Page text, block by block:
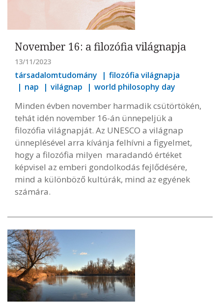
November 16: a filozófia világnapja
13/11/2023
társadalomtudomány
filozófia világnapja
nap
világnap world philosophy day
Minden évben november harmadik csütörtökén,
tehát idén november 16-án ünnepeljük a
filozófia világnapját. Az UNESCO a világnap
ünneplésével arra kívánja felhívni a figyelmet,
hogy a filozófia milyen maradandó értéket
képvisel az emberi gondolkodás fejlődésére,
mind a különböző kultúrák, mind az egyének
számára.